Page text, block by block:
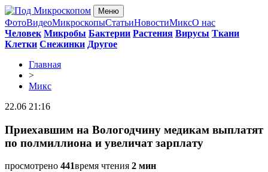
Меню
ФотоВидеоМикроскопыСтатьиНовостиМиксО нас
Человек Микробы Бактерии Растения Вирусы Ткани
Клетки Снежинки Другое
Главная
>
Микс
22.06 21:16
Приехавшим на Вологодчину медикам выплатят
по полмиллиона и увеличат зарплату
просмотрено 441время чтения 2 мин